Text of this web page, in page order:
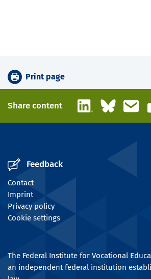
Print page
Share content LinkedInBluesky
Feedback
Contact
Imprint
Privacy policy
Cookie settings
The Federal Institute for Vocational
an independent federal institution